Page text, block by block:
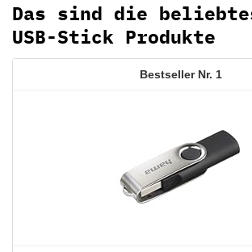
Das sind die
USB-Stick Produkte
1